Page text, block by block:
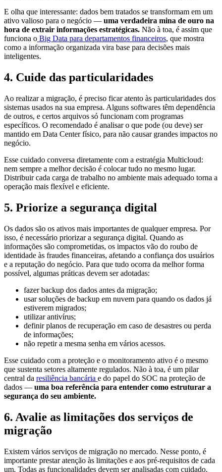
E olha que interessante: dados bem tratados se transformam em um
ativo valioso para o negócio — uma verdadeira mina de ouro na
hora de extrair informações estratégicas. Não à toa, é assim que
funciona o Big Data para departamentos financeiros, que mostra
como a informação organizada vira base para decisões mais
inteligentes.
4. Cuide das particularidades
Ao realizar a migração, é preciso ficar atento às particularidades dos
sistemas usados na sua empresa. Alguns softwares têm dependência
de outros, e certos arquivos só funcionam com programas
específicos. O recomendado é analisar o que pode (ou deve) ser
mantido em Data Center físico, para não causar grandes impactos no
negócio.
Esse cuidado conversa diretamente com a estratégia Multicloud:
nem sempre a melhor decisão é colocar tudo no mesmo lugar.
Distribuir cada carga de trabalho no ambiente mais adequado torna a
operação mais flexível e eficiente.
5. Priorize a segurança digital
Os dados são os ativos mais importantes de qualquer empresa. Por
isso, é necessário priorizar a segurança digital. Quando as
informações são comprometidas, os impactos vão do roubo de
identidade às fraudes financeiras, afetando a confiança dos usuários
e a reputação do negócio. Para que tudo ocorra da melhor forma
possível, algumas práticas devem ser adotadas:
fazer backup dos dados antes da migração;
usar soluções de backup em nuvem para quando os dados já
estiverem migrados;
utilizar antivírus;
definir planos de recuperação em caso de desastres ou perda
de informações;
não repetir a mesma senha em vários acessos.
Esse cuidado com a proteção e o monitoramento ativo é o mesmo
que sustenta setores altamente regulados. Não à toa, é um pilar
central da resiliência bancária e do papel do SOC na proteção de
dados — uma boa referência para entender como estruturar a
segurança do seu ambiente.
6. Avalie as limitações dos serviços de
migração
Existem vários serviços de migração no mercado. Nesse ponto, é
importante prestar atenção às limitações e aos pré-requisitos de cada
um. Todas as funcionalidades devem ser analisadas com cuidado,